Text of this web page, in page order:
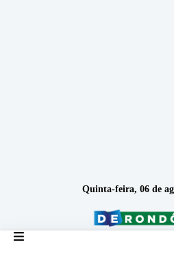
Quinta-feira, 06 de